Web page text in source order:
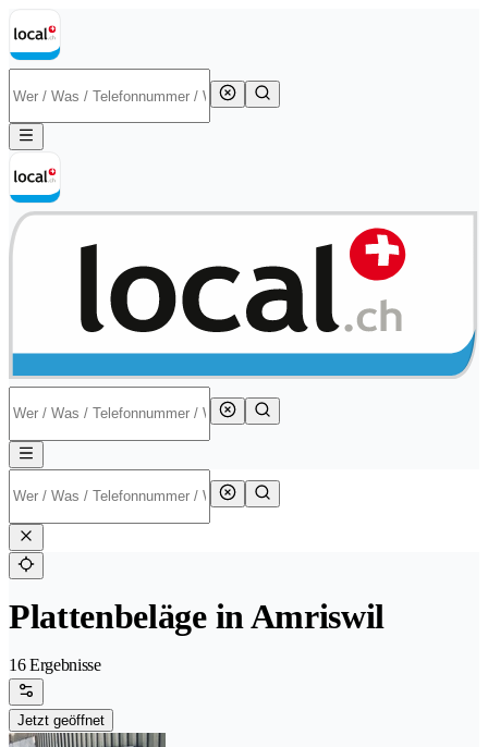
Plattenbeläge in Amriswil
16 Ergebnisse
Jetzt geöffnet